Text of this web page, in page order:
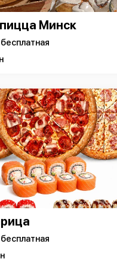
Минск